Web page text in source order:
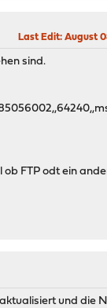
Last Edit: August
sind.
FTP odt ein
und die